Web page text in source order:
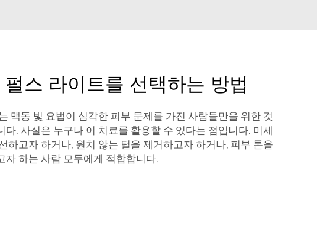
펄스 라이트를 선택하는 방법
맥동 빛 요법이 심각한 피부 문제를 가진 사람들만을 위한 것
다. 사실은 누구나 이 치료를 활용할 수 있다는 점입니다. 미세
하고자 하거나, 원치 않는 털을 제거하고자 하거나, 피부 톤을
자 하는 사람 모두에게 적합합니다.